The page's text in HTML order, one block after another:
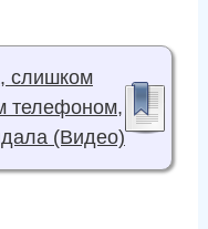
слишком
телефоном,
(Видео)